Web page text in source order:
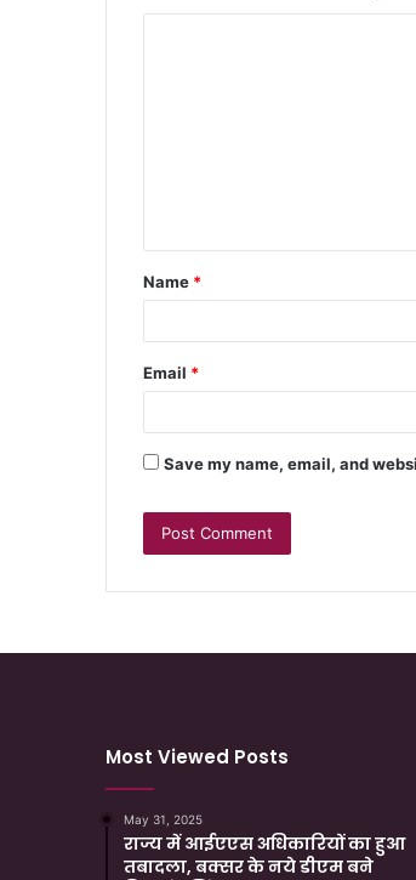
Name *
Email *
Save my name, email, and
Most Viewed Posts
May 31, 2025
राज्य में आईएएस अधिकारियों का हुआ
तबादला, बक्सर के नये डीएम बने